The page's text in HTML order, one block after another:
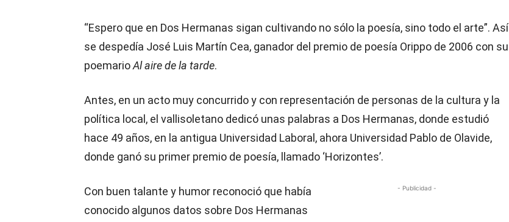
“Espero que en Dos Hermanas sigan cultivando no sólo la poesía, sino todo el arte”. Así
se despedía José Luis Martín Cea, ganador del premio de poesía Orippo de 2006 con su
poemarioAl aire de la tarde.
Antes, en un acto muy concurrido y con representación de personas de la cultura y la
política local, el vallisoletano dedicó unas palabras a Dos Hermanas, donde estudió
hace 49 años, en la antigua Universidad Laboral, ahora Universidad Pablo de Olavide,
donde ganó su primer premio de poesía, llamado ‘Horizontes’.
- Publicidad -
Con buen talante y humor reconoció que había
conocido algunos datos sobre Dos Hermanas